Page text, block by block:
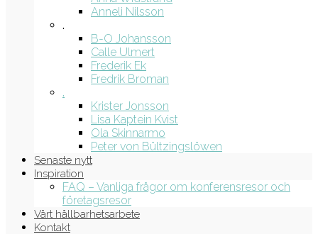
Anneli Nilsson
.
B-O Johansson
Calle Ulmert
Frederik Ek
Fredrik Broman
.
Krister Jonsson
Lisa Kaptein Kvist
Ola Skinnarmo
Peter von Bültzingslöwen
Senaste nytt
Inspiration
FAQ – Vanliga frågor om konferensresor och
företagsresor
Vårt hållbarhetsarbete
Kontakt